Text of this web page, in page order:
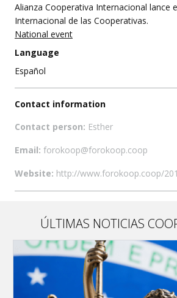
Alianza Cooperativa Internacional lance
Internacional de las Cooperativas.
National event
Language
Español
Contact information
Contact person: Esther
Email: forokoop@forokoop.coop
Website: http://www.forokoop.coop/
ÚLTIMAS NOTICIAS